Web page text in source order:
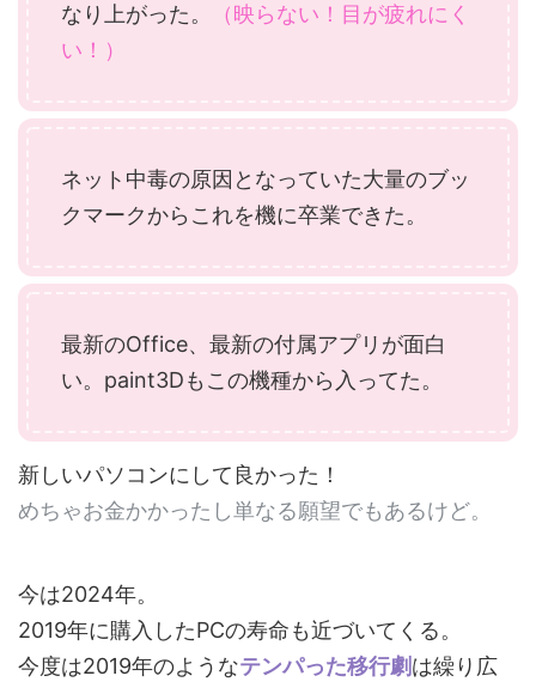
なり上がった。
（映らない！目が疲れにく
い！）
ネット中毒の原因となっていた大量のブッ
クマークからこれを機に卒業できた。
最新のOffice、最新の付属アプリが面白
い。paint3Dもこの機種から入ってた。
新しいパソコンにして良かった！
めちゃお金かかったし単なる願望でもあるけど。
今は2024年。
2019年に購入したPCの寿命も近づいてくる。
今度は2019年のようなテンパった移行劇は繰り広